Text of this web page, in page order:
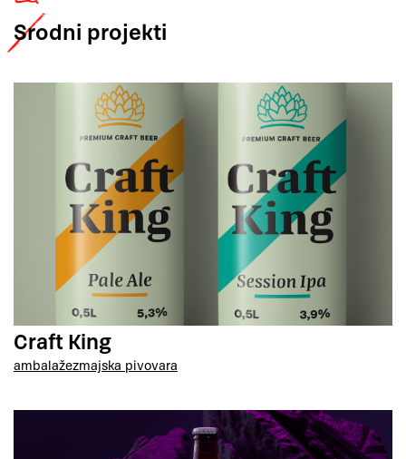
Srodni projekti
Craft King
ambalažezmajska pivovara